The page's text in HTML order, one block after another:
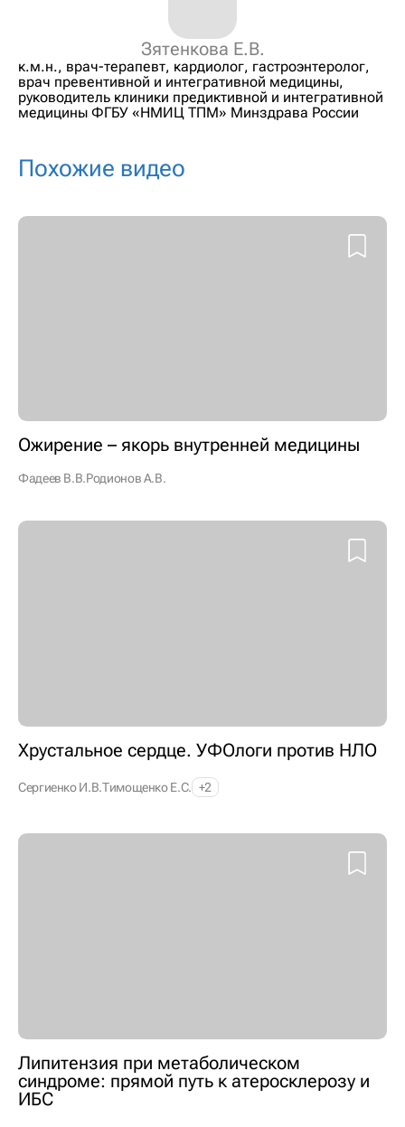
Зятенкова Е.В.
к.м.н., врач-терапевт, кардиолог, гастроэнтеролог,
врач превентивной и интегративной медицины,
руководитель клиники предиктивной и интегративной
медицины ФГБУ «НМИЦ ТПМ» Минздрава России
Похожие видео
Ожирение – якорь внутренней медицины
Фадеев В.В.Родионов А.В.
Хрустальное сердце. УФОлоги против НЛО
Сергиенко И.В.Тимощенко Е.С. +2
Липитензия при метаболическом
синдроме: прямой путь к атеросклерозу и
ИБС